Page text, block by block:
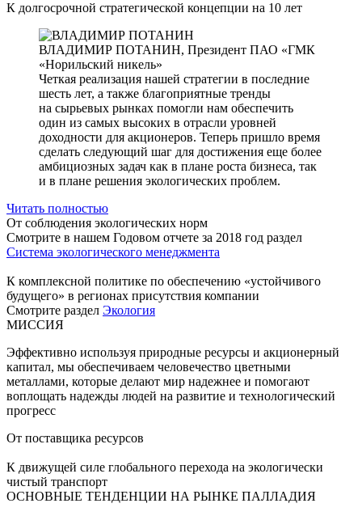
К долгосрочной стратегической концепции на 10 лет
ВЛАДИМИР ПОТАНИН, Президент ПАО «ГМК
«Норильский никель»
Четкая реализация нашей стратегии в последние
шесть лет, а также благоприятные тренды
на сырьевых рынках помогли нам обеспечить
один из самых высоких в отрасли уровней
доходности для акционеров. Теперь пришло время
сделать следующий шаг для достижения еще более
амбициозных задач как в плане роста бизнеса, так
и в плане решения экологических проблем.
Читать полностью
От соблюдения экологических норм
Смотрите в нашем Годовом отчете за 2018 год раздел
Система экологического менеджмента
К комплексной политике по обеспечению «устойчивого
будущего» в регионах присутствия компании
Смотрите раздел Экология
МИССИЯ
Эффективно используя природные ресурсы и акционерный
капитал, мы обеспечиваем человечество цветными
металлами, которые делают мир надежнее и помогают
воплощать надежды людей на развитие и технологический
прогресс
От поставщика ресурсов
К движущей силе глобального перехода на экологически
чистый транспорт
ОСНОВНЫЕ ТЕНДЕНЦИИ НА РЫНКЕ ПАЛЛАДИЯ